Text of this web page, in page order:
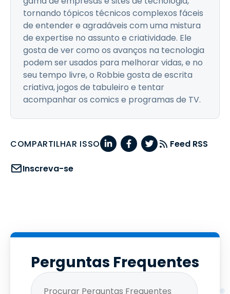
tornando tópicos técnicos complexos fáceis
de entender e agradáveis com uma mistura
de expertise no assunto e criatividade. Ele
gosta de ver como os avanços na tecnologia
podem ser usados para melhorar vidas, e no
seu tempo livre, o Robbie gosta de escrita
criativa, jogos de tabuleiro e tentar
acompanhar os comics e programas de TV.
COMPARTILHAR ISSO Feed RSS
Inscreva-se
Perguntas Frequentes